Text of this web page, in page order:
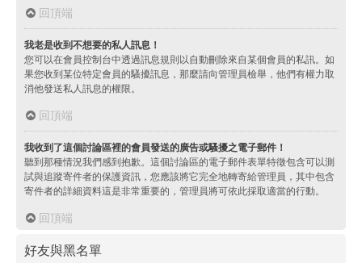
回頂端
我老是收到不想要的私人訊息！
您可以在會員控制台中透過訊息規則以自動刪除來自某個會員的私訊。如
果您收到某位特定會員的騷擾訊息，那麼請向管理員檢舉，他們有權力取
消他發送私人訊息的權限。
回頂端
我收到了這個討論區裡的會員發送的廣告或騷擾之電子郵件！
聽到那種情況我們感到抱歉。這個討論區的電子郵件表單特徵包含可以測
試與追蹤寄件者的保護資訊，您應該將它完全地轉寄給管理員，其中包含
寄件者的詳細資料這是非常重要的，管理員將可依此採取適當的行動。
回頂端
好友與黑名單